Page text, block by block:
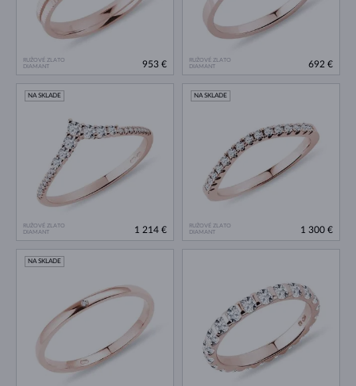
RUŽOVÉ ZLATO
DIAMANT
953 €
RUŽOVÉ ZLATO
DIAMANT
692 €
RUŽOVÉ ZLATO
DIAMANT
NA SKLADE
1 214 €
RUŽOVÉ ZLATO
DIAMANT
NA SKLADE
1 300 €
NA SKLADE